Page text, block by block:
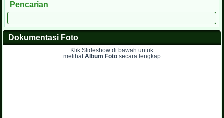
Pencarian
Dokumentasi Foto
Klik Slideshow di bawah untuk
melihatAlbum Fotosecara lengkap